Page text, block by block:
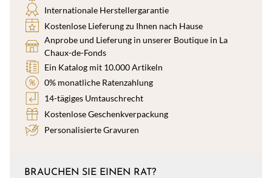
Internationale Herstellergarantie
Kostenlose Lieferung zu Ihnen nach Hause
Anprobe und Lieferung in unserer Boutique in La
Chaux-de-Fonds
Ein Katalog mit 10.000 Artikeln
0% monatliche Ratenzahlung
14-tägiges Umtauschrecht
Kostenlose Geschenkverpackung
Personalisierte Gravuren
BRAUCHEN SIE EINEN RAT?